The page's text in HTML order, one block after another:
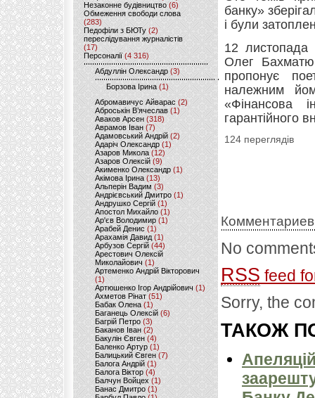
Незаконне будівництво(6)
Обмеження свободи слова
(283)
Педофіли з БЮТу (2)
переслідування журналістів
(17)
Персоналії (4 316)
Абдуллін Олександр (3)
Борзова Ірина(1)
Абромавичус Айварас (2)
Аброськін В’ячеслав(1)
Аваков Арсен (318)
Аврамов Іван (7)
Адамовський Андрій(2)
Адаріч Олександр (1)
Азаров Микола (12)
Азаров Олексій (9)
Акименко Олександр(1)
Акімова Ірина(13)
Альперін Вадим (3)
Андрієвський Дмитро(1)
Андрушко Сергій(1)
Апостол Михайло(1)
Ар'єв Володимир (1)
Арабей Денис(1)
Арахамія Давид (1)
Арбузов Сергій (44)
Арестович Олексій
Миколайович(1)
Артеменко Андрій Вікторович
(1)
Артюшенко Ігор Андрійович(1)
Ахметов Рінат(51)
Бабак Олена(1)
Баганець Олексій(6)
Багрій Петро (3)
Баканов Іван(2)
Бакулін Євген (4)
Баленко Артур(1)
Балицький Євген(7)
Балога Андрій (1)
Балога Віктор (4)
Балчун Войцех (1)
Банас Дмитро (1)
банку»
і були
12 листопада
Олег
пропонує
належним
«Фінансова
гарантійного
124 переглядів
No
RSS feed
Sorry, the
ТАКОЖ